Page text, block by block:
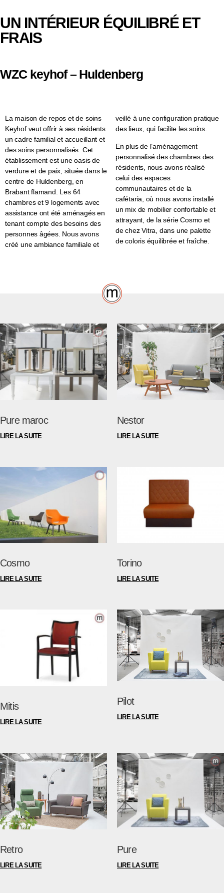
UN INTÉRIEUR ÉQUILIBRÉ ET
FRAIS
WZC keyhof – Huldenberg
La maison de repos et de soins
Keyhof veut offrir à ses résidents
un cadre familial et accueillant et
des soins personnalisés. Cet
établissement est une oasis de
verdure et de paix, située dans le
centre de Huldenberg, en
Brabant flamand. Les 64
chambres et 9 logements avec
assistance ont été aménagés en
tenant compte des besoins des
personnes âgées. Nous avons
créé une ambiance familiale et
veillé à une configuration pratique
des lieux, qui facilite les soins.
En plus de l’aménagement
personnalisé des chambres des
résidents, nous avons réalisé
celui des espaces
communautaires et de la
cafétaria, où nous avons installé
un mix de mobilier confortable et
attrayant, de la série Cosmo et
de chez Vitra, dans une palette
de coloris équilibrée et fraîche.
Pure maroc Nestor
Cosmo Torino
Mitis Pilot
Retro Pure